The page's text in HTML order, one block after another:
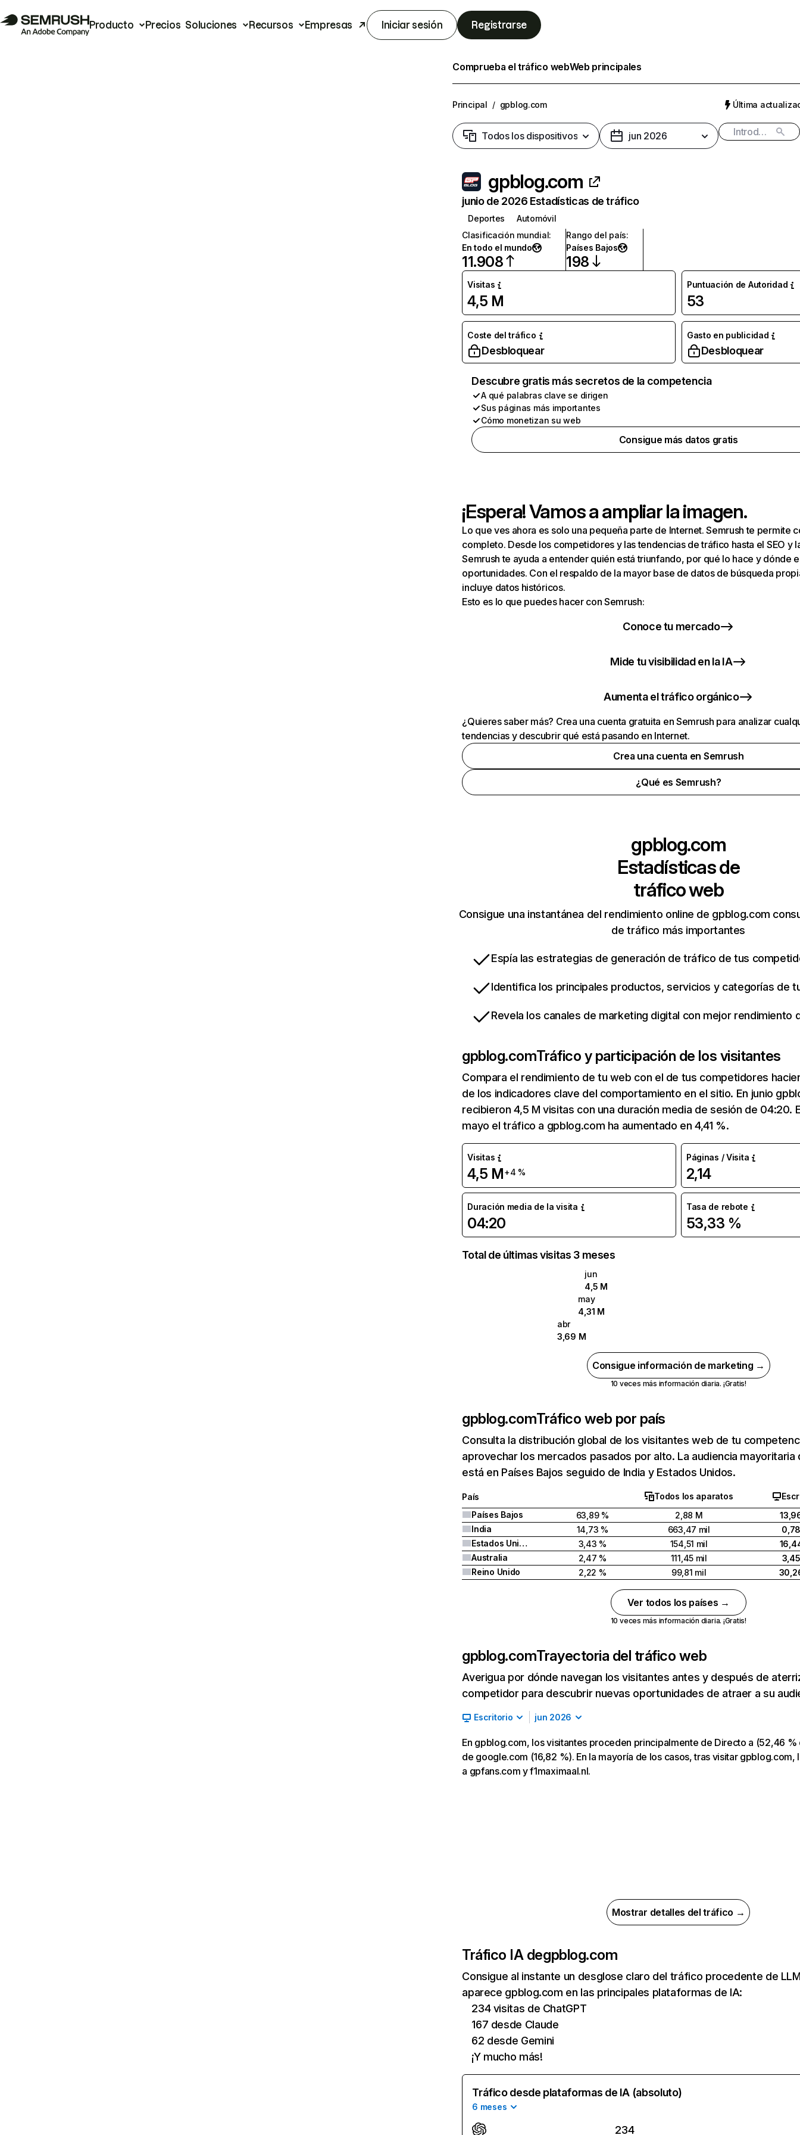
Producto Precios Soluciones Recursos Empresas Iniciar sesión Registrarse
Comprueba el tráfico webWeb principales
Principal / gpblog.com Última
Todos los dispositivos jun 2026
gpblog.com
junio de 2026 Estadísticas de tráfico
Deportes
Automóvil
Clasificación mundial:
En todo el mundo
11.908
Rango del país:
Países Bajos
198
Visitas
4,5 M
Puntuación de Autoridad
53
Coste del tráfico
Desbloquear
Gasto en publicidad
Desbloquear
Descubre gratis más secretos de la competencia
A qué palabras clave se dirigen
Sus páginas más importantes
Cómo monetizan su web
Consigue más datos gratis
¡Espera! Vamos a ampliar la imagen.
Lo que ves ahora es solo una pequeña parte de Internet. Semrush te permite
completo. Desde los competidores y las tendencias de tráfico hasta el SEO y
Semrush te ayuda a entender quién está triunfando, por qué lo hace y dónde
oportunidades. Con el respaldo de la mayor base de datos de búsqueda
incluye datos históricos.
Esto es lo que puedes hacer con Semrush:
Conoce tu mercado
Mide tu visibilidad en la IA
Aumenta el tráfico orgánico
¿Quieres saber más? Crea una cuenta gratuita en Semrush para analizar
tendencias y descubrir qué está pasando en Internet.
Crea una cuenta en Semrush
¿Qué es Semrush?
gpblog.com
Estadísticas de
tráfico web
Consigue una instantánea del rendimiento online de gpblog.com
de tráfico más importantes
Espía las estrategias de generación de tráfico de tus
Identifica los principales productos, servicios y categorías de
Revela los canales de marketing digital con mejor rendimiento
gpblog.comTráfico y participación de los visitantes
Compara el rendimiento de tu web con el de tus competidores
de los indicadores clave del comportamiento en el sitio. En junio
recibieron 4,5 M visitas con una duración media de sesión de 04:20.
mayo el tráfico a gpblog.com ha aumentado en 4,41 %.
Visitas
4,5 M+4 %
Páginas / Visita
2,14
Duración media de la visita
04:20
Tasa de rebote
53,33 %
Total de últimas visitas 3 meses
jun
4,5 M
may
4,31 M
abr
3,69 M
Consigue información de marketing →
10 veces más información diaria. ¡Gratis!
gpblog.comTráfico web por país
Consulta la distribución global de los visitantes web de tu
aprovechar los mercados pasados por alto. La audiencia mayoritaria
está en Países Bajos seguido de India y Estados Unidos.
País Todos los aparatos
Países Bajos
63,89 % 2,88 M
India
14,73 % 663,47 mil
Estados Unidos
3,43 % 154,51 mil
Australia
2,47 % 111,45 mil
Reino Unido
2,22 % 99,81 mil
Ver todos los países →
10 veces más información diaria. ¡Gratis!
gpblog.comTrayectoria del tráfico web
Averigua por dónde navegan los visitantes antes y después de
competidor para descubrir nuevas oportunidades de atraer a su
Escritorio jun 2026
En gpblog.com, los visitantes proceden principalmente de Directo a (52,46
de google.com (16,82 %). En la mayoría de los casos, tras visitar gpblog.com,
a gpfans.com y f1maximaal.nl.
Mostrar detalles del tráfico →
Tráfico IA degpblog.com
Consigue al instante un desglose claro del tráfico procedente de
aparece gpblog.com en las principales plataformas de IA:
234 visitas de ChatGPT
167 desde Claude
62 desde Gemini
¡Y mucho más!
Tráfico desde plataformas de IA (absoluto)
6 meses
234